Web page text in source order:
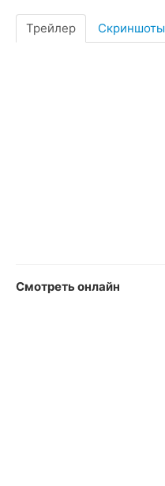
Трейлер Скриншоты
Смотреть онлайн